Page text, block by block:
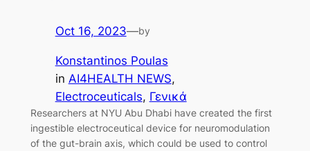
Oct 16, 2023—by
Konstantinos Poulas
in AI4HEALTH NEWS
Electroceuticals, Γενικά
Researchers at NYU Abu Dhabi have created the first
ingestible electroceutical device for neuromodulation
of the gut-brain axis, which could be used to control